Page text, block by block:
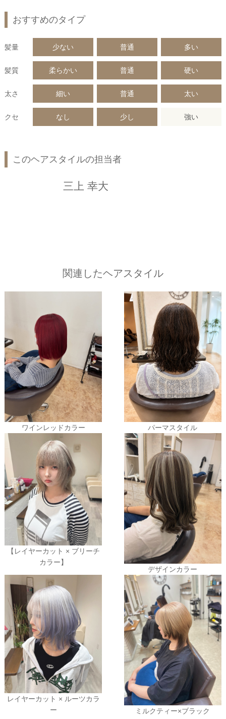
おすすめのタイプ
髪量 少ない 普通 多い
髪質 柔らかい 普通 硬い
太さ 細い 普通 太い
クセ なし 少し 強い
このヘアスタイルの担当者
三上 幸大
関連したヘアスタイル
ワインレッドカラー パーマスタイル
【レイヤーカット × ブリーチ
カラー】
デザインカラー
レイヤーカット × ルーツカラ
ー
ミルクティー×ブラック